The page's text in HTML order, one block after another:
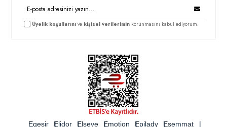
Üyelik koşullarını ve kişisel verilerimin korunmasını kabul ediyorum.
Egesir Elidor Elseve Emotion Epilady
Esemmat